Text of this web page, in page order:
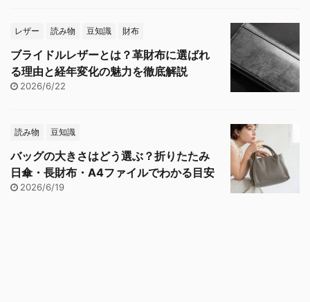
レザー 読み物 豆知識 財布
ブライドルレザーとは？革財布に選ばれ
る理由と経年変化の魅力を徹底解説
2026/6/22
読み物 豆知識
バッグの大きさはどう選ぶ？折りたたみ
日傘・長財布・A4ファイルでわかる目安
2026/6/19